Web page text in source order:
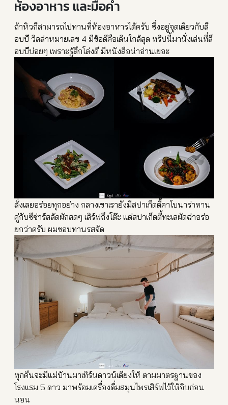
ห้องอาหาร และมื้อค่ำ
ถ้าหิวก็สามารถไปทานที่ห้องอาหารได้ครับ ซึ่งอยู่จุดเดียวกับล็
อบบี ้ วิลล่าหมายเลข 4 มีข้อดีคือเดินใกล้สุด ทริปนี้มานั่งเล่นที่ล็
อบบี้บ่อยๆ เพราะรู้สึกโล่งดี มีหนังสือน่าอ่านเยอะ
สั่งเลยอร่อยทุกอย่าง กลางเขาเรายังมีสปาเก็ตตี้คาโบนาร่าทาน
คู่กับซีซ่าร์สลัดผักสดๆ เสิร์ฟถึงโต๊ะ แต่สปาเก็ตตี้ทะเลผัดฉ่าอร่อ
ยกว่าครับ ผมชอบทานรสจัด
ทุกคืนจะมีแม่บ้านมาเทิร์นดาวน์เตียงให้ ตามมาตรฐานของ
โรงแรม 5 ดาว มาพร้อมเครื่องดื่มสมุนไพรเสิร์ฟไว้ให้จิบก่อน
นอน